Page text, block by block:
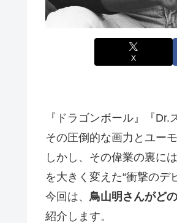
X
『ドラゴンボール』『
その圧倒的な画力とユー
しかし、その偉業の裏に
を大きく変えた“衝撃のデ
今回は、 鳥山明さんがど
紹介します。